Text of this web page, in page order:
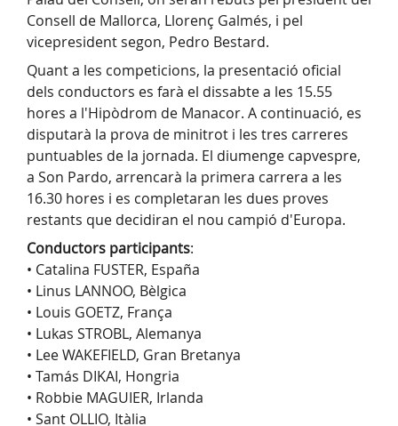
Consell de Mallorca, Llorenç Galmés, i pel
vicepresident segon, Pedro Bestard.
Quant a les competicions, la presentació oficial
dels conductors es farà el dissabte a les 15.55
hores a l'Hipòdrom de Manacor. A continuació, es
disputarà la prova de minitrot i les tres carreres
puntuables de la jornada. El diumenge capvespre,
a Son Pardo, arrencarà la primera carrera a les
16.30 hores i es completaran les dues proves
restants que decidiran el nou campió d'Europa.
Conductors participants:
• Catalina FUSTER, España
• Linus LANNOO, Bèlgica
• Louis GOETZ, França
• Lukas STROBL, Alemanya
• Lee WAKEFIELD, Gran Bretanya
• Tamás DIKAI, Hongria
• Robbie MAGUIER, Irlanda
• Sant OLLIO, Itàlia